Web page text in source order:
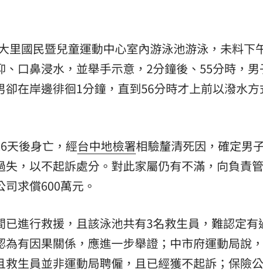
里國民暨兒童運動中心室內游泳池游泳，未料下
口鼻浸水，並舉手示意，2分鐘後、55分時，男
在岸邊徘徊1分鐘，直到56分時才上前以潑水
天後身亡，經台中地檢署相驗釐清死因，確定男
，以不起訴處分。對此家屬仍有不滿，向負責
求償600萬元。
進行救援，且該泳池共有3名救生員，難認定有
有因果關係，應進一步舉證；中市府運動局說
生員並非運動局聘僱，且已經獲不起訴；保險